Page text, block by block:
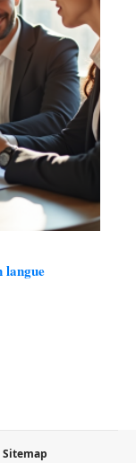
langue
Sitemap